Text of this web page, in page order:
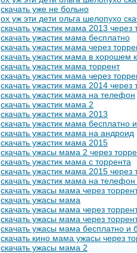
скачать уже не больно
ох уж эти дети ольга шелопухо
скачать ужастик мама 2013 через
скачать ужастик мама бесплатно
скачать ужастик мама через
скачать ужастик мама в хорошем
скачать ужастик мама торрент
скачать ужастик мама через
скачать ужастик мама 2014 через
скачать ужастик мама на телефон
скачать ужастик мама 2
скачать ужастик мама 2013
скачать ужастик мама бесплатно
скачать ужастик мама на андроид
скачать ужастик мама 2015
скачать ужасы мама 2 через
скачать ужастик мама с торрента
скачать ужастик мама 2015 через
скачать ужастик мама на
скачать ужасы мама через
скачать ужасы мама
скачать ужасы мама через
скачать ужасы мама через
скачать ужасы мама бесплатно и
скачать кино мама ужасы через
скачать ужасы мама 2